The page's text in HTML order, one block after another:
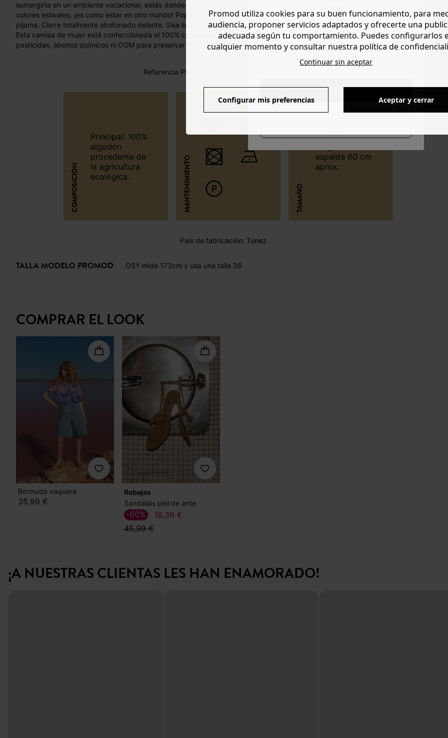
Do you want to be redirected to
www.promod.com ?
sumergirte en un ambiente vacacional, estés donde estés, y vayas donde vayas. Fíjate en cada detalle del paisaje pintado con
colores estivales: ¡es como estar en otro mundo! Popelina ligera, 100% algodón. Motivos estampados. Corte amplio. Cuello
pijama. Cierre totalmente abotonado delante. Sisa ligeramente caída. Manga corta con vuelta. Bajo redondeado. Rematado.
Esta camisa de mujer está confeccionada el 100% con algodón procedente de la agricultura ecológica, cultivado sin
pesticidas, abonos químicos ni OGM para preservar la biodiversidad.
Referencia PROMOD ® : 256940 - 11260849500
COMPOSICIÓN
Principal: 100%
algodón
procedente de
la agricultura
ecológica.
MANTENIMIENTO TAMAÑO
espalda 60 cm
aprox.
País de fabricación: Túnez.
TALLA MODELO PROMOD OSY mide 173cm y usa una talla 36
COMPRAR EL LOOK
Bermuda vaquera
35,99 €
Rebajas
Sandalias piel de ante
18,39 €
45,99 €
-60%
¡A NUESTRAS CLIENTAS LES HAN ENAMORADO!
Promod utiliza cookies para su buen funcionamiento, para
audiencia, proponer servicios adaptados y ofrecerte una
adecuada según tu comportamiento. Puedes configurarlos
cualquier momento y consultar nuestra política de
Continuar sin aceptar
Configurar mis preferencias Aceptar y cerrar